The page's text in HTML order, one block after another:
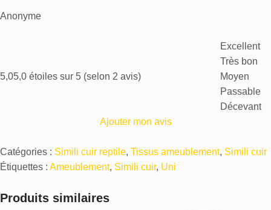
Anonyme
5,05,0 étoiles sur 5 (selon 2 avis)
Excellent
Très bon
Moyen
Passable
Décevant
Ajouter mon avis
Catégories : Simili cuir reptile, Tissus ameublement, Simili cuir
Étiquettes : Ameublement, Simili cuir, Uni
Produits similaires